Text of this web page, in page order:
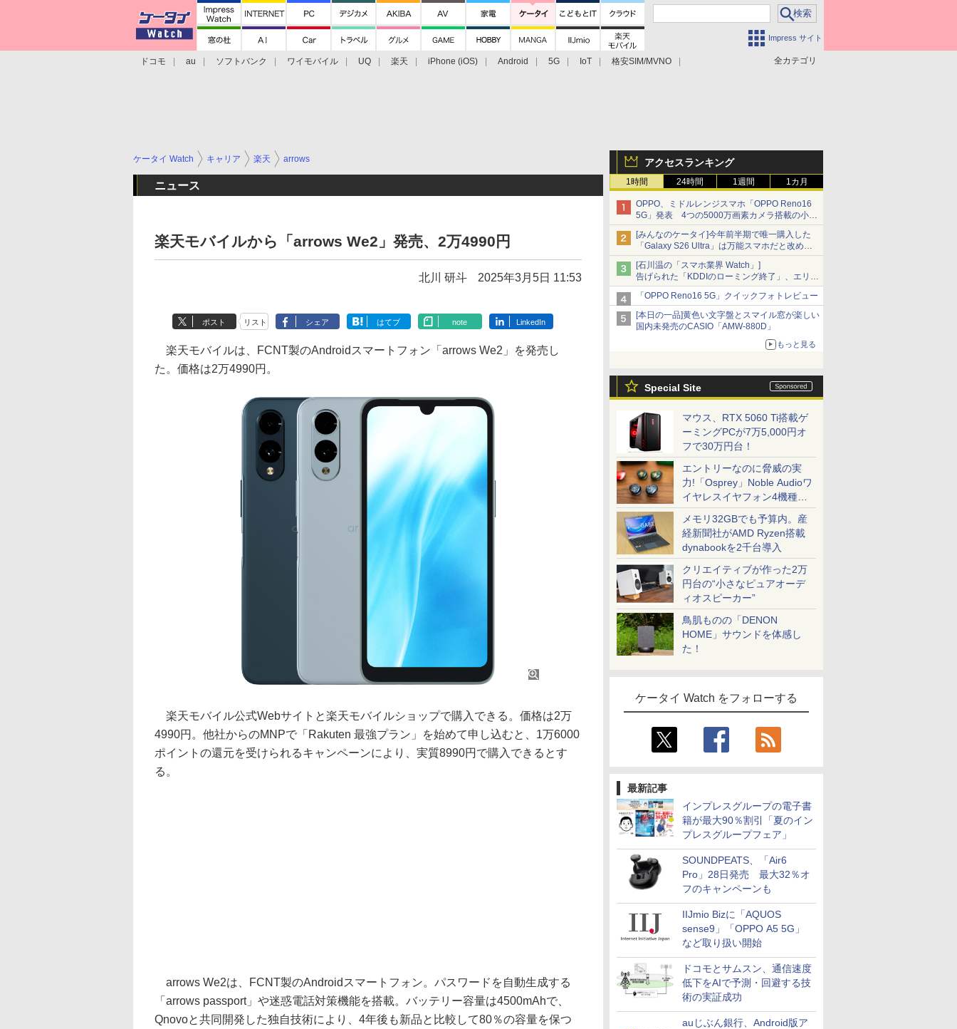
Impress サイト
全カテゴリ
ドコモ au ソフトバンク ワイモバイル UQ 楽天 iPhone (iOS) Android 5G IoT
格安SIM/MVNO
アクセスランキング
1時間 24時間 1週間 1カ月
OPPO、ミドルレンジスマホ「OPPO Reno16
5G」発表 4つの5000万画素カメラ搭載の小型
モデル
[みんなのケータイ]今年前半期で唯一購入した
「Galaxy S26 Ultra」は万能スマホだと改めて
思う
[石川温の「スマホ業界 Watch」]
告げられた「KDDIのローミング終了」、エリア
マップの落とし穴と楽天モバイルの課題
「OPPO Reno16 5G」クイックフォトレビュー
[本日の一品]黄色い文字盤とスマイル窓が楽しい
国内未発売のCASIO「AMW-880D」
もっと見る
Special Site
マウス、RTX 5060 Ti搭載ゲ
ーミングPCが7万5,000円オ
フで30万円台！
エントリーなのに脅威の実
力!「Osprey」Noble Audioワ
イヤレスイヤフォン4機種を
一気に聴く
メモリ32GBでも予算内。産
経新聞社がAMD Ryzen搭載
dynabookを2千台導入
クリエイティブが作った2万
円台の“小さなピュアオーデ
ィオスピーカー”
鳥肌ものの「DENON
HOME」サウンドを体感し
た！
ケータイ Watch をフォローする
最新記事
インプレスグループの電子書
籍が最大90％割引「夏のイン
プレスグループフェア」
SOUNDPEATS、「Air6
Pro」28日発売 最大32％オ
フのキャンペーンも
IIJmio Bizに「AQUOS
sense9」「OPPO A5 5G」
など取り扱い開始
ドコモとサムスン、通信速度
低下をAIで予測・回避する技
術の実証成功
auじぶん銀行、Android版ア
ケータイ Watch キャリア 楽天 arrows
ニュース
楽天モバイルから「arrows We2」発売、2万4990円
北川 研斗 2025年3月5日 11:53
ポスト リスト シェア はてブ note LinkedIn
楽天モバイルは、FCNT製のAndroidスマートフォン「arrows We2」を発売し
た。価格は2万4990円。
楽天モバイル公式Webサイトと楽天モバイルショップで購入できる。価格は2万
4990円。他社からのMNPで「Rakuten 最強プラン」を始めて申し込むと、1万6000
ポイントの還元を受けられるキャンペーンにより、実質8990円で購入できるとす
る。
arrows We2は、FCNT製のAndroidスマートフォン。パスワードを自動生成する
「arrows passport」や迷惑電話対策機能を搭載。バッテリー容量は4500mAhで、
Qnovoと共同開発した独自技術により、4年後も新品と比較して80％の容量を保つ